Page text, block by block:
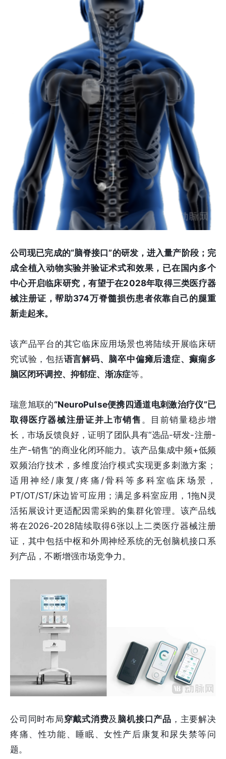
公司现已完成的“脑脊接口”的研发，进入量产阶段；完
成全植入动物实验并验证术式和效果，已在国内多个
中心开启临床研究，有望于在2028年取得三类医疗器
械注册证，帮助374万脊髓损伤患者依靠自己的腿重
新走起来。
该产品平台的其它临床应用场景也将陆续开展临床研
究试验，包括语言解码、脑卒中偏瘫后遗症、癫痫多
脑区闭环调控、抑郁症、渐冻症等。
瑞意旭联的“NeuroPulse便携四通道电刺激治疗仪”已
取得医疗器械注册证并上市销售 。目前销量稳步增
长，市场反馈良好，证明了团队具有“选品-研发-注册-
生产-销售”的商业化闭环能力。该产品集成中频+低频
双频治疗技术，多维度治疗模式实现更多刺激方案；
适用神经/康复/疼痛/骨科等多科室临床场景，
PT/OT/ST/床边皆可应用；满足多科室应用，1拖N灵
活拓展设计更适配因需采购的集群化管理。该产品线
将在2026-2028陆续取得6张以上二类医疗器械注册
证，其中包括中枢和外周神经系统的无创脑机接口系
列产品，不断增强市场竞争力。
公司同时布局穿戴式消费及 脑机接口产品 ，主要解决
疼痛、性功能、睡眠、女性产后康复和尿失禁等问
题。